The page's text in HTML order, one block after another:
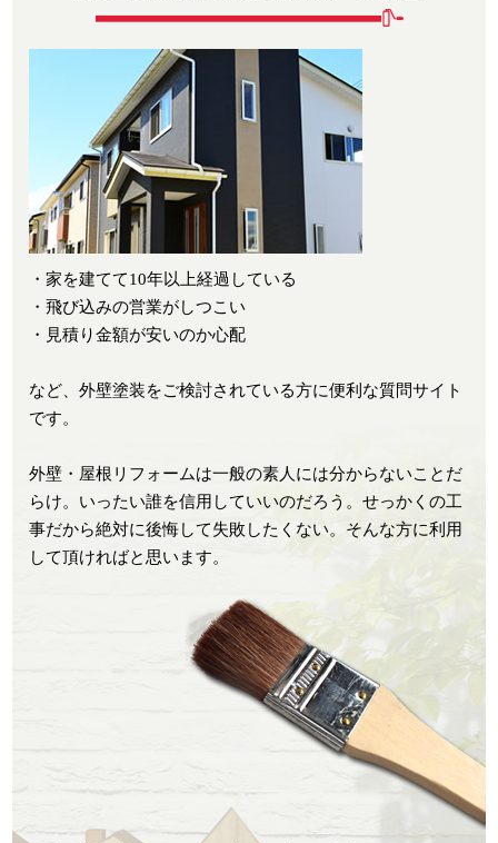
・家を建てて10年以上経過している
・飛び込みの営業がしつこい
・見積り金額が安いのか心配
など、外壁塗装をご検討されている方に便利な質問サイト
です。
外壁・屋根リフォームは一般の素人には分からないことだ
らけ。いったい誰を信用していいのだろう。せっかくの工
事だから絶対に後悔して失敗したくない。そんな方に利用
して頂ければと思います。